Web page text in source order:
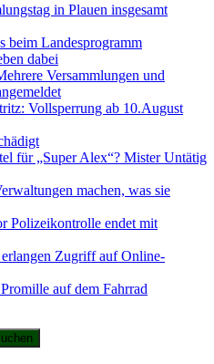
in Plauen insgesamt
beim Landesprogramm
dabei
Versammlungen und
Vollsperrung ab 10.August
für „Super Alex“? Mister Untätig
machen, was sie
Polizeikontrolle endet mit
Zugriff auf Online-
auf dem Fahrrad